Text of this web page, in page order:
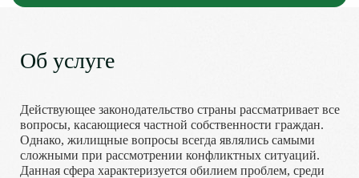
Об услуге
Действующее законодательство страны рассматривает все
вопросы, касающиеся частной собственности граждан.
Однако, жилищные вопросы всегда являлись самыми
сложными при рассмотрении конфликтных ситуаций.
Данная сфера характеризуется обилием проблем, среди